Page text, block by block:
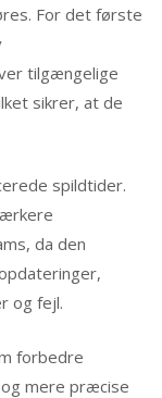
For det første
tilgængelige
sikrer, at de
spildtider.
da den
og fejl.
forbedre
mere præcise